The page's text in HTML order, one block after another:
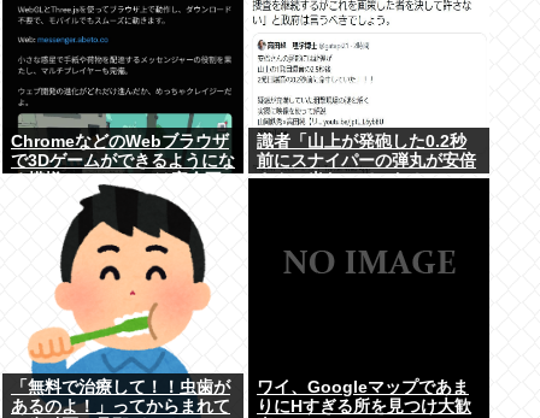
ChromeなどのWebブラウザ
で3Dゲームができるようにな
る模様。Windowsは完全不
識者「山上が発砲した0.2秒
前にスナイパーの弾丸が安倍
さんに当たっていた！」 こ
「無料で治療して！！虫歯が
あるのよ！」ってからまれて
ワイ、Googleマップであま
りにΗすぎる所を見つけ大歓